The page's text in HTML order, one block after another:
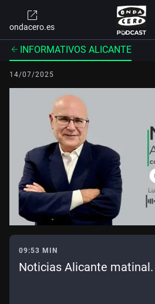
ondacero.es
INFORMATIVOS ALICANTE
14/07/2025
09:53 MIN
Noticias Alicante